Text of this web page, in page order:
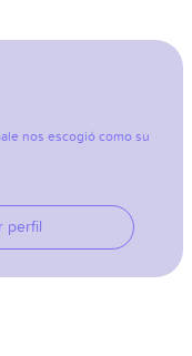
nos escogió como su
perfil